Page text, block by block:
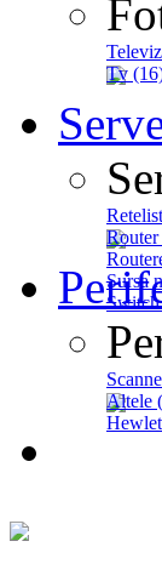
Tv
Sursa
Altele